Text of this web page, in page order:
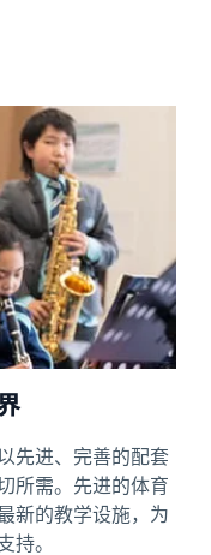
先进、完善的配套
所需。先进的体育
新的教学设施，为
。